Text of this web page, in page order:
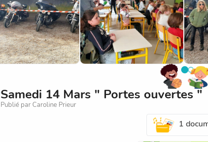
Samedi 14 Mars " Portes ouvertes "
Publié par Caroline Prieur
1